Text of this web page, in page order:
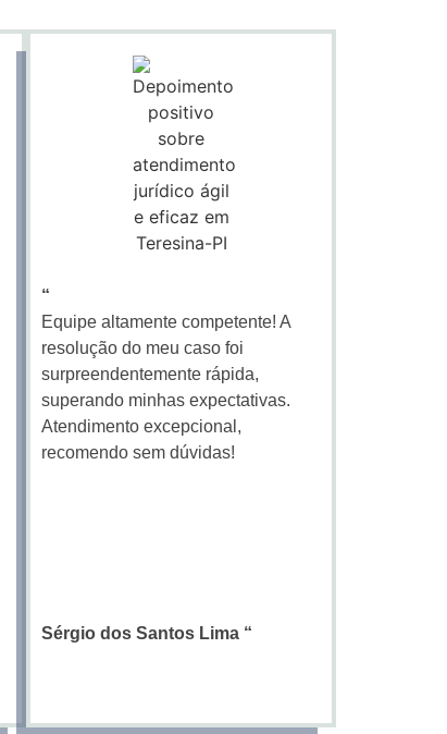
“
Equipe altamente competente! A
resolução do meu caso foi
surpreendentemente rápida,
superando minhas expectativas.
Atendimento excepcional,
recomendo sem dúvidas!
Sérgio dos Santos Lima “